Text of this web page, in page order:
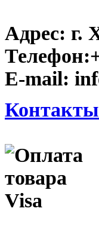
Адрес: г.
Телефон:
E-mail:
Контакты